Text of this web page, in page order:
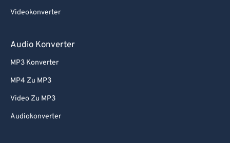
Videokonverter
Audio Konverter
MP3 Konverter
MP4 Zu MP3
Video Zu MP3
Audiokonverter